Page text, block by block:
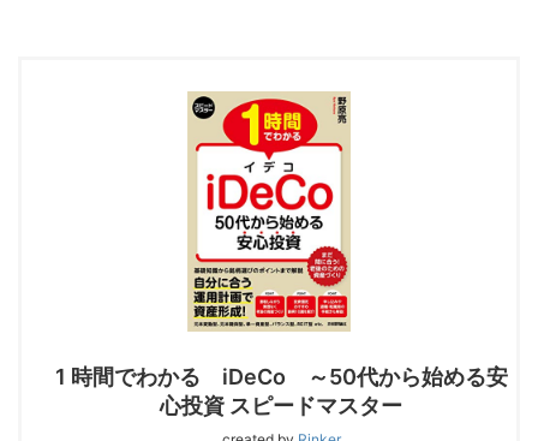
1 時間でわかる iDeCo ～50代から始める安
心投資 スピードマスター